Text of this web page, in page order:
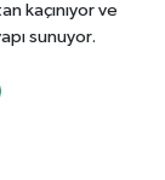
kaçınıyor ve
sunuyor.